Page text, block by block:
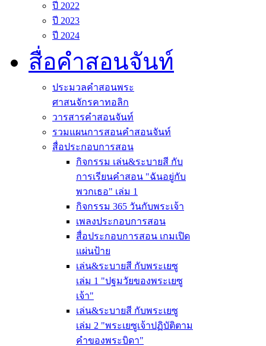
ปี 2022
ปี 2023
ปี 2024
สื่อคำสอนจันท์
ประมวลคำสอนพระ
ศาสนจักรคาทอลิก
วารสารคำสอนจันท์
รวมแผนการสอนคำสอนจันท์
สื่อประกอบการสอน
กิจกรรม เล่น&ระบายสี กับ
การเรียนคำสอน "ฉันอยู่กับ
พวกเธอ" เล่ม 1
กิจกรรม 365 วันกับพระเจ้า
เพลงประกอบการสอน
สื่อประกอบการสอน เกมเปิด
แผ่นป้าย
เล่น&ระบายสี กับพระเยซู
เล่ม 1 "ปฐมวัยของพระเยซู
เจ้า"
เล่น&ระบายสี กับพระเยซู
เล่ม 2 "พระเยซูเจ้าปฏิบัติตาม
คำของพระบิดา"